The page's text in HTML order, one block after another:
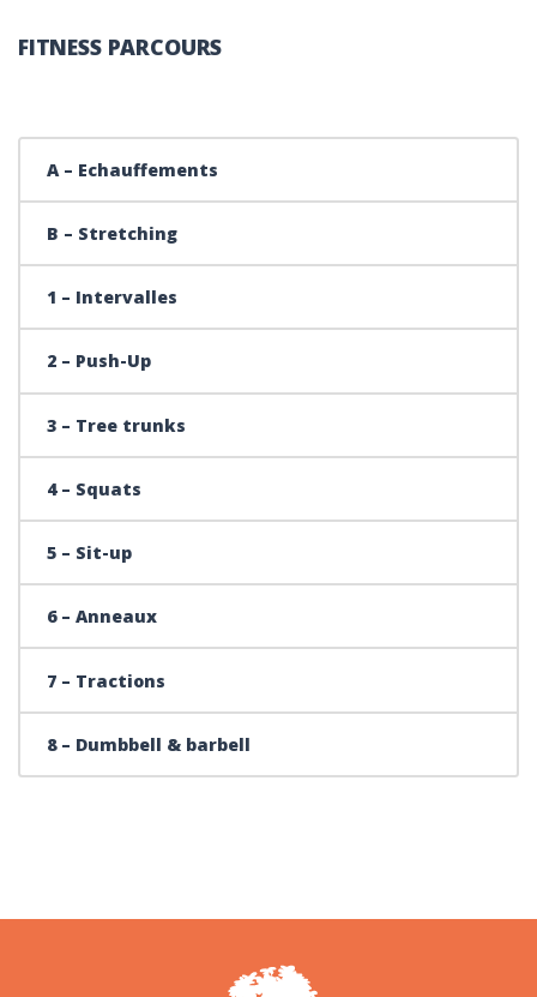
FITNESS PARCOURS
A – Echauffements
B – Stretching
1 – Intervalles
2 – Push-Up
3 – Tree trunks
4 – Squats
5 – Sit-up
6 – Anneaux
7 – Tractions
8 – Dumbbell & barbell